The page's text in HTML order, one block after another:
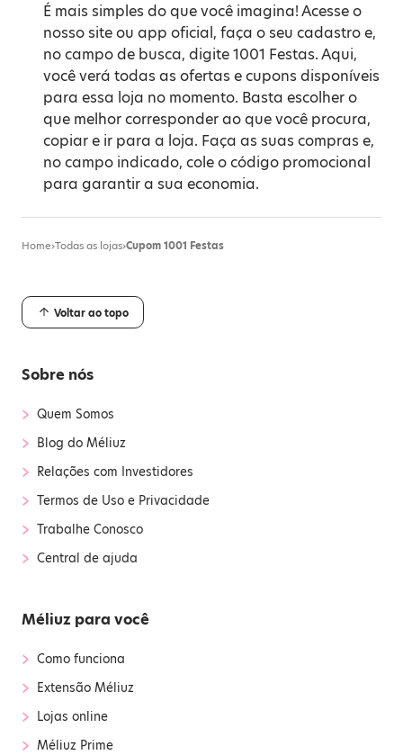
É mais simples do que você imagina! Acesse o
nosso site ou app oficial, faça o seu cadastro e,
no campo de busca, digite 1001 Festas. Aqui,
você verá todas as ofertas e cupons disponíveis
para essa loja no momento. Basta escolher o
que melhor corresponder ao que você procura,
copiar e ir para a loja. Faça as suas compras e,
no campo indicado, cole o código promocional
para garantir a sua economia.
Home›Todas as lojas›Cupom 1001 Festas
Voltar ao topo
Sobre nós
› Quem Somos
› Blog do Méliuz
› Relações com Investidores
› Termos de Uso e Privacidade
› Trabalhe Conosco
› Central de ajuda
Méliuz para você
› Como funciona
› Extensão Méliuz
› Lojas online
› Méliuz Prime